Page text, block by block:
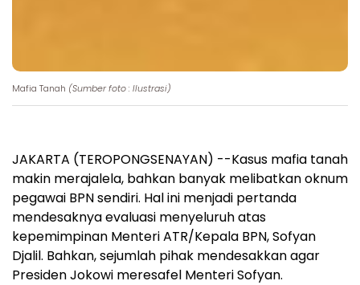
Mafia Tanah (Sumber foto : Ilustrasi)
JAKARTA (TEROPONGSENAYAN) --Kasus mafia tanah
makin merajalela, bahkan banyak melibatkan oknum
pegawai BPN sendiri. Hal ini menjadi pertanda
mendesaknya evaluasi menyeluruh atas
kepemimpinan Menteri ATR/Kepala BPN, Sofyan
Djalil. Bahkan, sejumlah pihak mendesakkan agar
Presiden Jokowi meresafel Menteri Sofyan.